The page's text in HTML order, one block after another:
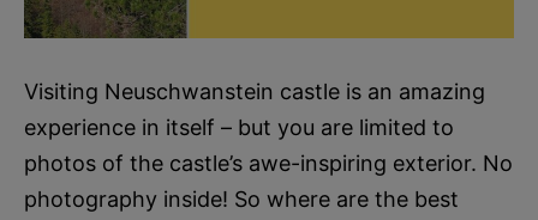
Visiting Neuschwanstein castle is an amazing
experience in itself – but you are limited to
photos of the castle’s awe-inspiring exterior. No
photography inside! So where are the best